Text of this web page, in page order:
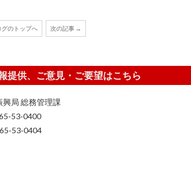
グのトップへ 次の記事 →
提供、ご意見・ご要望はこちら
局 総務管理課
53-0400
53-0404